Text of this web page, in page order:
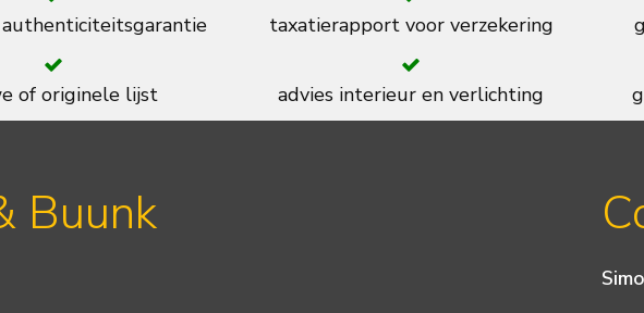
taxatierapport voor verzekering
of originele lijst advies interieur en verlichting
Buunk